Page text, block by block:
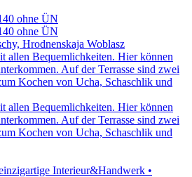
ohne ÜN
ohne ÜN
Hrodnenskaja Woblasz
allen Bequemlichkeiten. Hier können
Auf der Terrasse sind zwei
Kochen von Ucha, Schaschlik und
allen Bequemlichkeiten. Hier können
Auf der Terrasse sind zwei
Kochen von Ucha, Schaschlik und
Interieur&Handwerk •